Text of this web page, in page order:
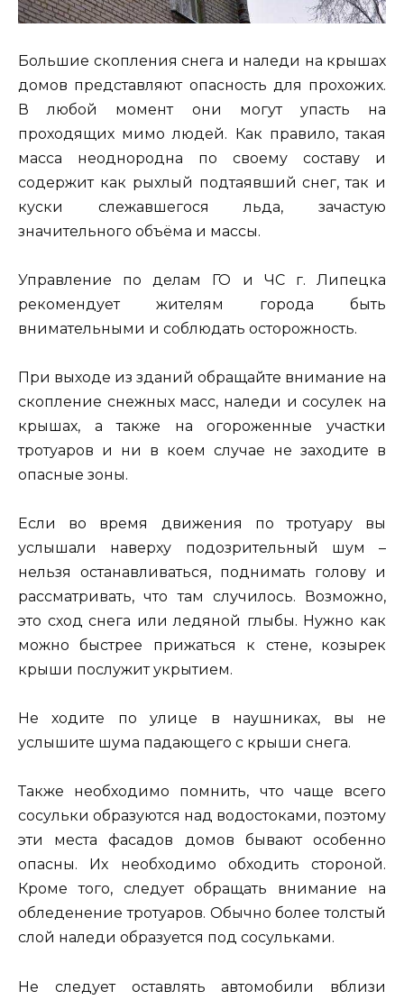
Большие скопления снега и наледи на крышах
домов представляют опасность для прохожих.
В любой момент они могут упасть на
проходящих мимо людей. Как правило, такая
масса неоднородна по своему составу и
содержит как рыхлый подтаявший снег, так и
куски слежавшегося льда, зачастую
значительного объёма и массы.
Управление по делам ГО и ЧС г. Липецка
рекомендует жителям города быть
внимательными и соблюдать осторожность.
При выходе из зданий обращайте внимание на
скопление снежных масс, наледи и сосулек на
крышах, а также на огороженные участки
тротуаров и ни в коем случае не заходите в
опасные зоны.
Если во время движения по тротуару вы
услышали наверху подозрительный шум –
нельзя останавливаться, поднимать голову и
рассматривать, что там случилось. Возможно,
это сход снега или ледяной глыбы. Нужно как
можно быстрее прижаться к стене, козырек
крыши послужит укрытием.
Не ходите по улице в наушниках, вы не
услышите шума падающего с крыши снега.
Также необходимо помнить, что чаще всего
сосульки образуются над водостоками, поэтому
эти места фасадов домов бывают особенно
опасны. Их необходимо обходить стороной.
Кроме того, следует обращать внимание на
обледенение тротуаров. Обычно более толстый
слой наледи образуется под сосульками.
Не следует оставлять автомобили вблизи